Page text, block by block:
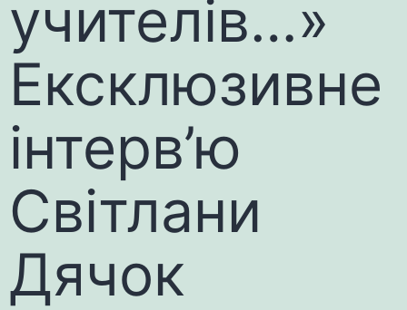
учителів…»
Ексклюзивне
інтерв’ю
Світлани
Дячок